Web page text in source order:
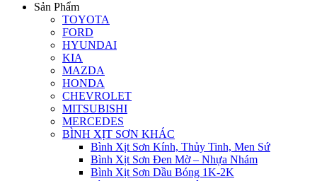
Sản Phẩm
TOYOTA
FORD
HYUNDAI
KIA
MAZDA
HONDA
CHEVROLET
MITSUBISHI
MERCEDES
BÌNH XỊT SƠN KHÁC
Bình Xịt Sơn Kính, Thủy Tinh, Men Sứ
Bình Xịt Sơn Đen Mờ – Nhựa Nhám
Bình Xịt Sơn Dầu Bóng 1K-2K